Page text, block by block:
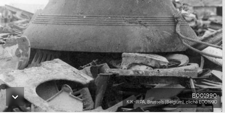
E001990
KIK-IRPA, Brussels (Belgium), cliché E001990